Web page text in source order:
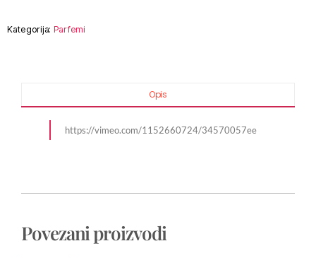
Kategorija: Parfemi
Opis
https://vimeo.com/1152660724/34570057ee
Povezani proizvodi